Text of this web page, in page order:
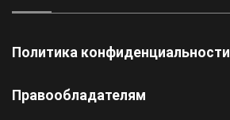
Политика конфиденциальности
Правообладателям